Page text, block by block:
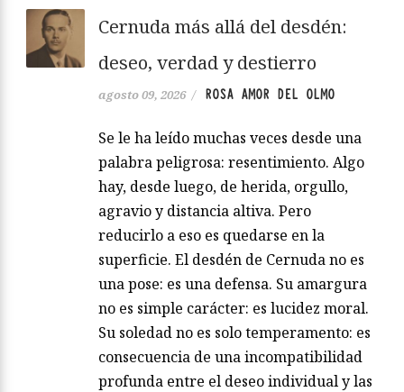
Cernuda más allá del desdén:
deseo, verdad y destierro
agosto 09, 2026 / ROSA AMOR DEL OLMO
Se le ha leído muchas veces desde una
palabra peligrosa: resentimiento. Algo
hay, desde luego, de herida, orgullo,
agravio y distancia altiva. Pero
reducirlo a eso es quedarse en la
superficie. El desdén de Cernuda no es
una pose: es una defensa. Su amargura
no es simple carácter: es lucidez moral.
Su soledad no es solo temperamento: es
consecuencia de una incompatibilidad
profunda entre el deseo individual y las